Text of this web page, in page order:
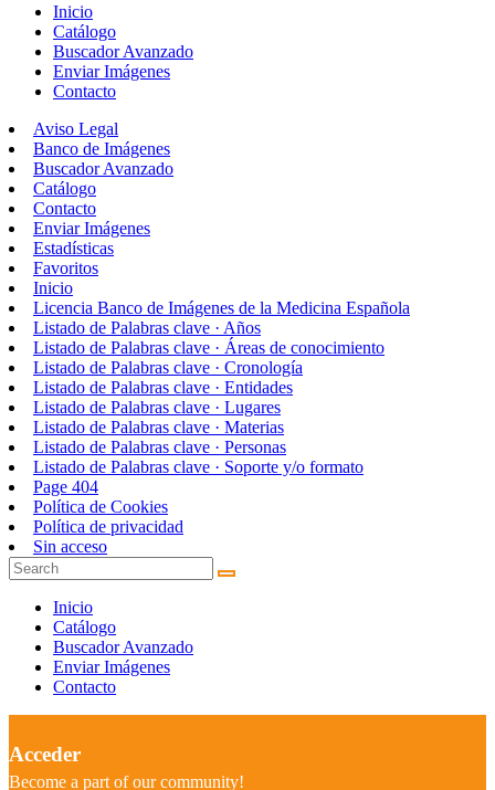
Inicio
Catálogo
Buscador Avanzado
Enviar Imágenes
Contacto
Aviso Legal
Banco de Imágenes
Buscador Avanzado
Catálogo
Contacto
Enviar Imágenes
Estadísticas
Favoritos
Inicio
Licencia Banco de Imágenes de la Medicina Española
Listado de Palabras clave · Años
Listado de Palabras clave · Áreas de conocimiento
Listado de Palabras clave · Cronología
Listado de Palabras clave · Entidades
Listado de Palabras clave · Lugares
Listado de Palabras clave · Materias
Listado de Palabras clave · Personas
Listado de Palabras clave · Soporte y/o formato
Page 404
Política de Cookies
Política de privacidad
Sin acceso
Inicio
Catálogo
Buscador Avanzado
Enviar Imágenes
Contacto
Acceder
Become a part of our community!